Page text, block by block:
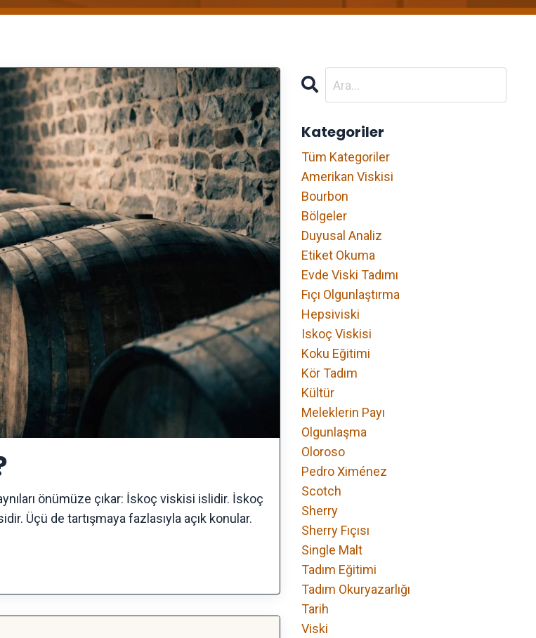
önümüze çıkar: İskoç viskisi islidir. İskoç
Üçü de tartışmaya fazlasıyla açık konular.
Kategoriler
Tüm Kategoriler
Amerikan Viskisi
Bourbon
Bölgeler
Duyusal Analiz
Etiket Okuma
Evde Viski Tadımı
Fıçı Olgunlaştırma
Hepsiviski
Iskoç Viskisi
Koku Eğitimi
Kör Tadım
Kültür
Meleklerin Payı
Olgunlaşma
Oloroso
Pedro Ximénez
Scotch
Sherry
Sherry Fıçısı
Single Malt
Tadım Eğitimi
Tadım Okuryazarlığı
Tarih
Viski